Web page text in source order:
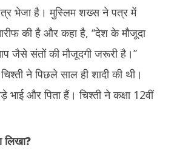
भेजा है। मुस्लिम शख्स ने पत्र में
की है और कहा है, ‘‘देश के मौजूदा
जैसे संतों की मौजूदगी जरूरी है।’’
ने पिछले साल ही शादी की थी।
भाई और पिता हैं। चिश्ती ने कक्षा 12वीं